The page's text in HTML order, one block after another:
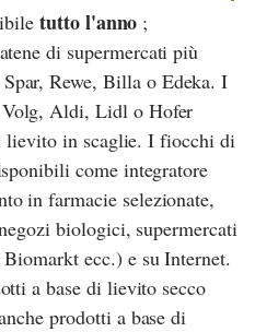
tutto l'anno ;
di supermercati più
Spar,Rewe,Billao Edeka. I
Volg,Aldi,Lidlo Hofer
in scaglie. I fiocchi di
come integratore
in farmacie selezionate,
biologici, supermercati
Biomarkt ecc.) e su Internet.
a base di lievito secco
prodotti a base di